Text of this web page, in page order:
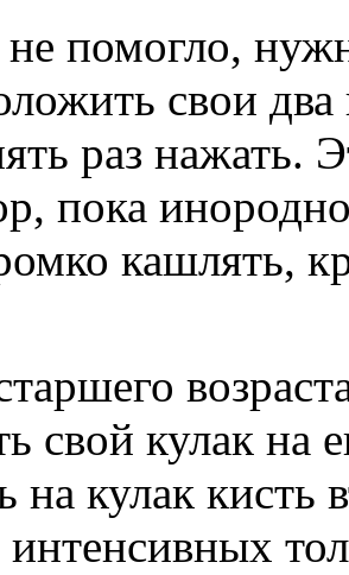
помогло,
свои
раз нажать.
пока
кашлять,
свой кулак на
на кулак кисть